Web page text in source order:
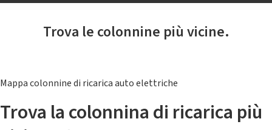
Trova le colonnine più vicine.
Mappa colonnine di ricarica auto elettriche
Trova la colonnina di ricarica più